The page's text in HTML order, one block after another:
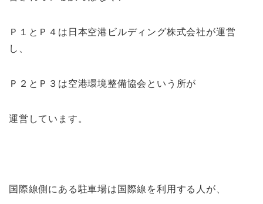
Ｐ１とＰ４は日本空港ビルディング株式会社が運営
し、
Ｐ２とＰ３は空港環境整備協会という所が
運営しています。
国際線側にある駐車場は国際線を利用する人が、